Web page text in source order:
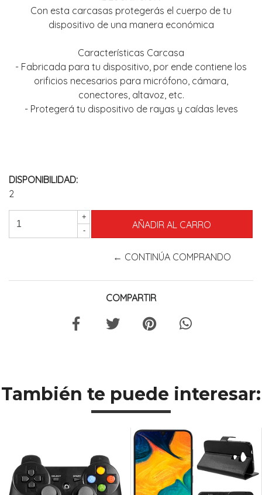
Con esta carcasas protegerás el cuerpo de tu
dispositivo de una manera económica
Características Carcasa
- Fabricada para tu dispositivo, por ende contiene los
orificios necesarios para micrófono, cámara,
conectores, altavoz, etc.
- Protegerá tu dispositivo de rayas y caídas leves
DISPONIBILIDAD:
2
+
-
← CONTINÚA COMPRANDO
COMPARTIR
También te puede interesar: